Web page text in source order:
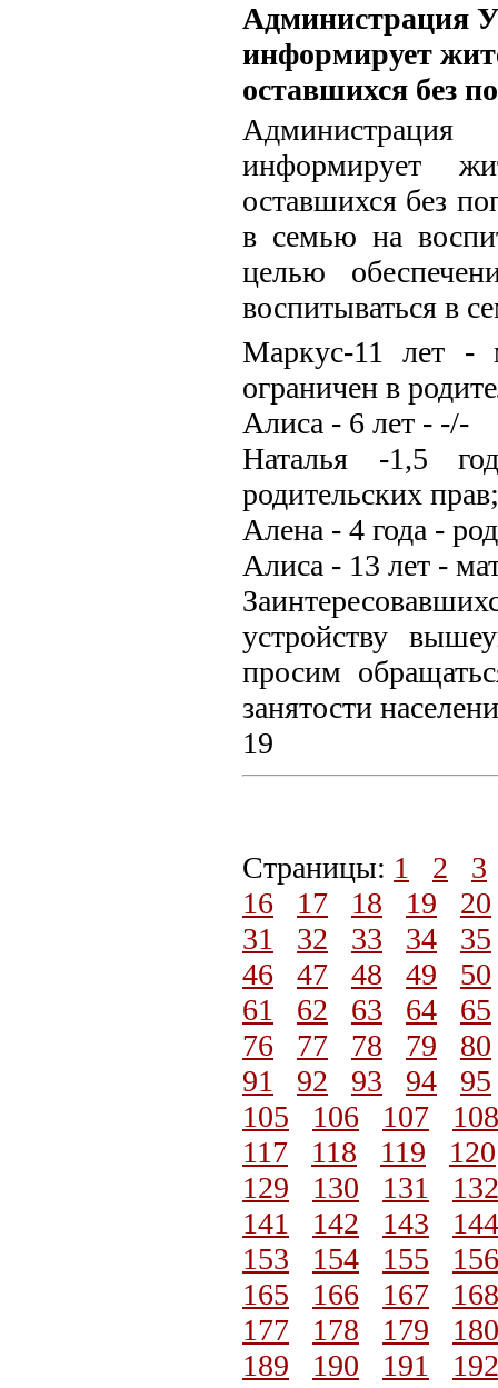
Администрация
информирует
оставшихся без
информирует
оставшихся без
в семью на
целью
воспитываться в
Маркус-11 лет -
ограничен в
Алиса - 6 лет - -/-
Наталья -1,5
родительских прав;
Алена - 4 года -
Алиса - 13 лет -
устройству
просим
занятости
19
Страницы: 1 2
3
16
17 18 19
20
31
32 33 34
35
46
47 48 49
50
61
62 63 64
65
76
77 78 79
80
91
92 93 94
95
105
106 107
108
117
118 119
120
129
130 131
132
141
142 143
144
153
154 155
156
165
166 167
168
177
178 179
180
189
190 191
192